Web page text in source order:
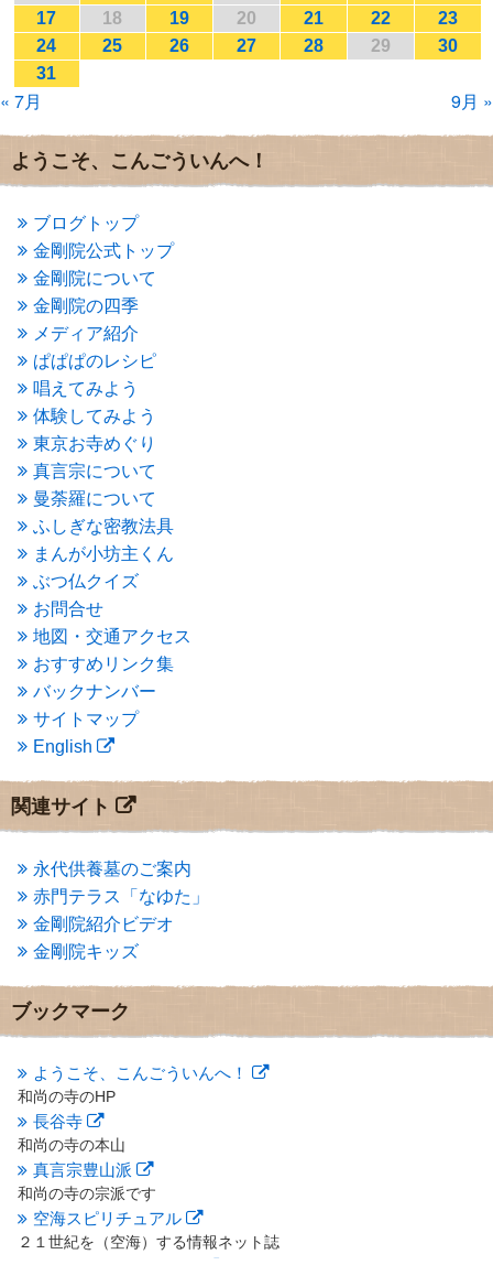
2017年1月(2)
2016年12月(4)
2016年11月(3)
2016年10月
2016年9月
2016年6月
(2)
2016年5月(3)
2016年4月
(4)
2016年3月(4)
2016年2月(5)
2016年1月(3)
2015年12月(6)
2015年11月(4)
2015年10月
(4)
2015年9月
(3)
2015年8月(4)
2015年7月(4)
2015年6月(3)
2015年5月(1)
2015年4月(1)
(3)
2015年2月(3)
2015年1月(1)
2014年12月 (2)
2014年9月
2014年5月(1)
2014年4月 (4)
2014年1月 (1)
2013年11月(4)
2013年10月 (2)
2013年9月(4)
2013年7月
(7)
2013年6月 (6)
2013年5月(13)
2013年4月(1)
2013年3月
(4)
2013年2月(6)
2013年1月(6)
2012年12月(7)
2012年10月(5)
2012年9月
(8)
2012年7月
(10)
2012年6月(14)
2012年5月
2012年4月(16)
2012年3月 (17)
2012年2月(20)
2012年1月(25)
2011年12月(22)
2011年11月(28)
17 18 19 20 21 22
23
24
25 26 27 28 29
30
31
« 7月 9月 »
ようこそ、こんごういんへ！
ブログトップ
金剛院公式トップ
金剛院について
金剛院の四季
メディア紹介
ぱぱぱのレシピ
唱えてみよう
体験してみよう
東京お寺めぐり
真言宗について
曼荼羅について
ふしぎな密教法具
まんが小坊主くん
ぶつ仏クイズ
お問合せ
地図・交通アクセス
おすすめリンク集
バックナンバー
サイトマップ
English
関連サイト
永代供養墓のご案内
赤門テラス「なゆた」
金剛院紹介ビデオ
金剛院キッズ
ブックマーク
ようこそ、こんごういんへ！
和尚の寺のHP
長谷寺
和尚の寺の本山
真言宗豊山派
和尚の寺の宗派です
空海スピリチュアル
２１世紀を（空海）する情報ネット誌